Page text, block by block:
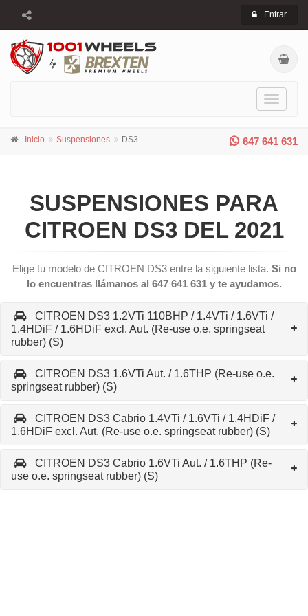
Entrar
Toggle
647 641 631
Inicio Suspensiones DS3
SUSPENSIONES PARA
CITROEN DS3 DEL 2021
Elige tu modelo de CITROEN DS3 entre la siguiente lista. Si no
lo encuentras llámanos al 647 641 631 y te ayudamos.
CITROEN DS3 1.2VTi 110BHP / 1.4VTi / 1.6VTi /
1.4HDiF / 1.6HDiF excl. Aut. (Re-use o.e. springseat
rubber) (S)
CITROEN DS3 1.6VTi Aut. / 1.6THP (Re-use o.e.
springseat rubber) (S)
CITROEN DS3 Cabrio 1.4VTi / 1.6VTi / 1.4HDiF /
1.6HDiF excl. Aut. (Re-use o.e. springseat rubber) (S)
CITROEN DS3 Cabrio 1.6VTi Aut. / 1.6THP (Re-
use o.e. springseat rubber) (S)